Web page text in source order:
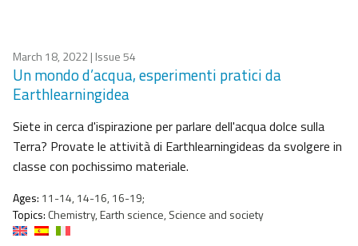
March 18, 2022| Issue 54
Un mondo d’acqua, esperimenti pratici da
Earthlearningidea
Siete in cerca d'ispirazione per parlare dell'acqua dolce sulla
Terra? Provate le attività di Earthlearningideas da svolgere in
classe con pochissimo materiale.
Ages: 11-14, 14-16, 16-19;
Topics: Chemistry, Earth science, Science and society